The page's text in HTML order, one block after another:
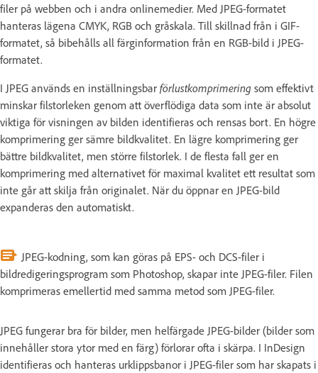
filer på webben och i andra onlinemedier. Med JPEG-formatet
hanteras lägena CMYK, RGB och gråskala. Till skillnad från i GIF-
formatet, så bibehålls all färginformation från en RGB-bild i JPEG-
formatet.
I JPEG används en inställningsbar förlustkomprimering som effektivt
minskar filstorleken genom att överflödiga data som inte är absolut
viktiga för visningen av bilden identifieras och rensas bort. En högre
komprimering ger sämre bildkvalitet. En lägre komprimering ger
bättre bildkvalitet, men större filstorlek. I de flesta fall ger en
komprimering med alternativet för maximal kvalitet ett resultat som
inte går att skilja från originalet. När du öppnar en JPEG-bild
expanderas den automatiskt.
JPEG-kodning, som kan göras på EPS- och DCS-filer i
bildredigeringsprogram som Photoshop, skapar inte JPEG-filer. Filen
komprimeras emellertid med samma metod som JPEG-filer.
JPEG fungerar bra för bilder, men helfärgade JPEG-bilder (bilder som
innehåller stora ytor med en färg) förlorar ofta i skärpa. I InDesign
identifieras och hanteras urklippsbanor i JPEG-filer som har skapats i